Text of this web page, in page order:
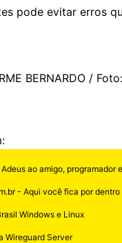
pode evitar erros
BERNARDO /
ao amigo, programador
- Aqui você fica por
Windows e Linux
Wireguard Server